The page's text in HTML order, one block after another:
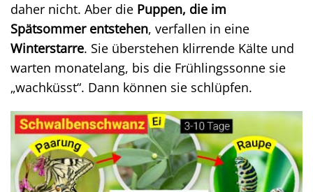
daher nicht. Aber die Puppen, die im
Spätsommer entstehen, verfallen in eine
Winterstarre. Sie überstehen klirrende Kälte und
warten monatelang, bis die Frühlingssonne sie
„wachküsst“. Dann können sie schlüpfen.